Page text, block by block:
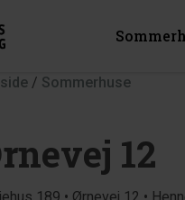
/ Sommerhuse
12